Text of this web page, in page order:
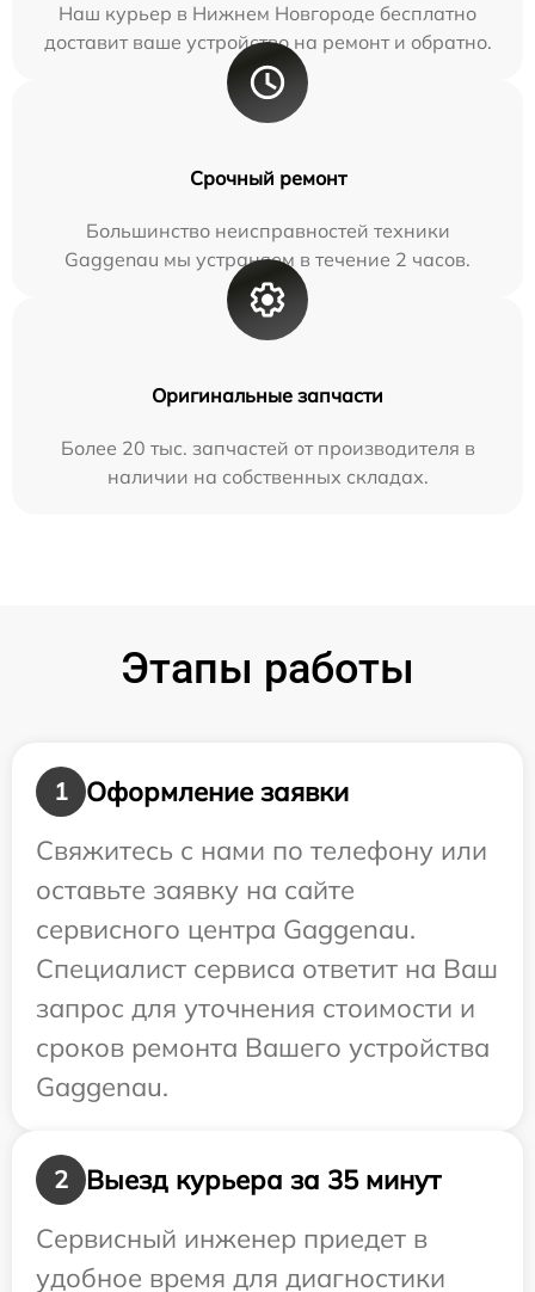
Наш курьер в Нижнем Новгороде бесплатно
доставит ваше устройство на ремонт и обратно.
Срочный ремонт
Большинство неисправностей техники
Gaggenau мы устраняем в течение 2 часов.
Оригинальные запчасти
Более 20 тыс. запчастей от производителя в
наличии на собственных складах.
Этапы работы
1
Оформление заявки
Свяжитесь с нами по телефону или
оставьте заявку на сайте
сервисного центра Gaggenau.
Специалист сервиса ответит на Ваш
запрос для уточнения стоимости и
сроков ремонта Вашего устройства
Gaggenau.
2
Выезд курьера за 35 минут
Сервисный инженер приедет в
удобное время для диагностики